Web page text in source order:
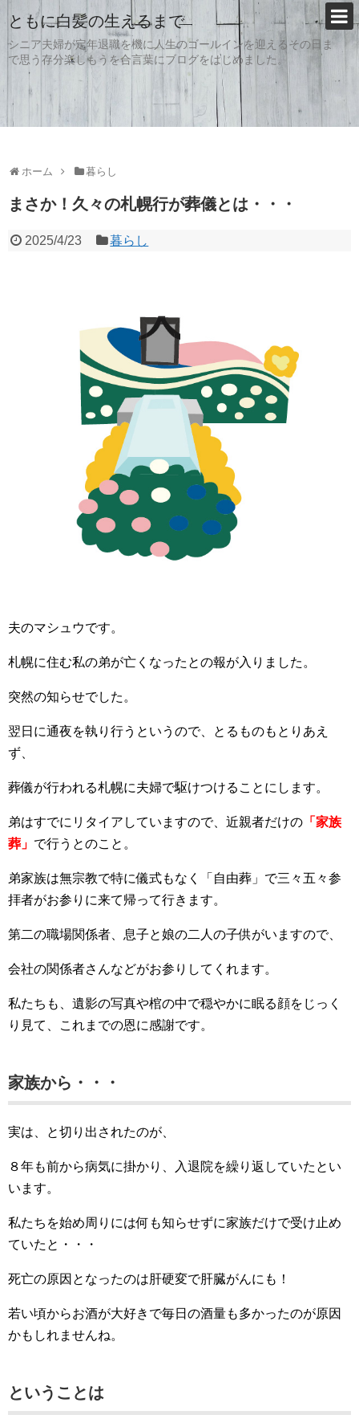
ともに白髪の生えるまで
シニア夫婦が定年退職を機に人生のゴールインを迎えるその日ま
で思う存分楽しもうを合言葉にブログをはじめました。
ホーム 暮らし
まさか！久々の札幌行が葬儀とは・・・
2025/4/23 暮らし
夫のマシュウです。
札幌に住む私の弟が亡くなったとの報が入りました。
突然の知らせでした。
翌日に通夜を執り行うというので、とるものもとりあえ
ず、
葬儀が行われる札幌に夫婦で駆けつけることにします。
弟はすでにリタイアしていますので、近親者だけの 「家族
葬」 で行うとのこと。
弟家族は無宗教で特に儀式もなく「自由葬」で三々五々参
拝者がお参りに来て帰って行きます。
第二の職場関係者、息子と娘の二人の子供がいますので、
会社の関係者さんなどがお参りしてくれます。
私たちも、遺影の写真や棺の中で穏やかに眠る顔をじっく
り見て、これまでの恩に感謝です。
家族から・・・
実は、と切り出されたのが、
８年も前から病気に掛かり、入退院を繰り返していたとい
います。
私たちを始め周りには何も知らせずに家族だけで受け止め
ていたと・・・
死亡の原因となったのは肝硬変で肝臓がんにも！
若い頃からお酒が大好きで毎日の酒量も多かったのが原因
かもしれませんね。
ということは